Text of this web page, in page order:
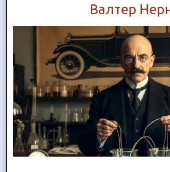
Валтер